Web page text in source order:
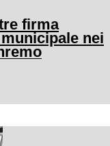
firma
nei